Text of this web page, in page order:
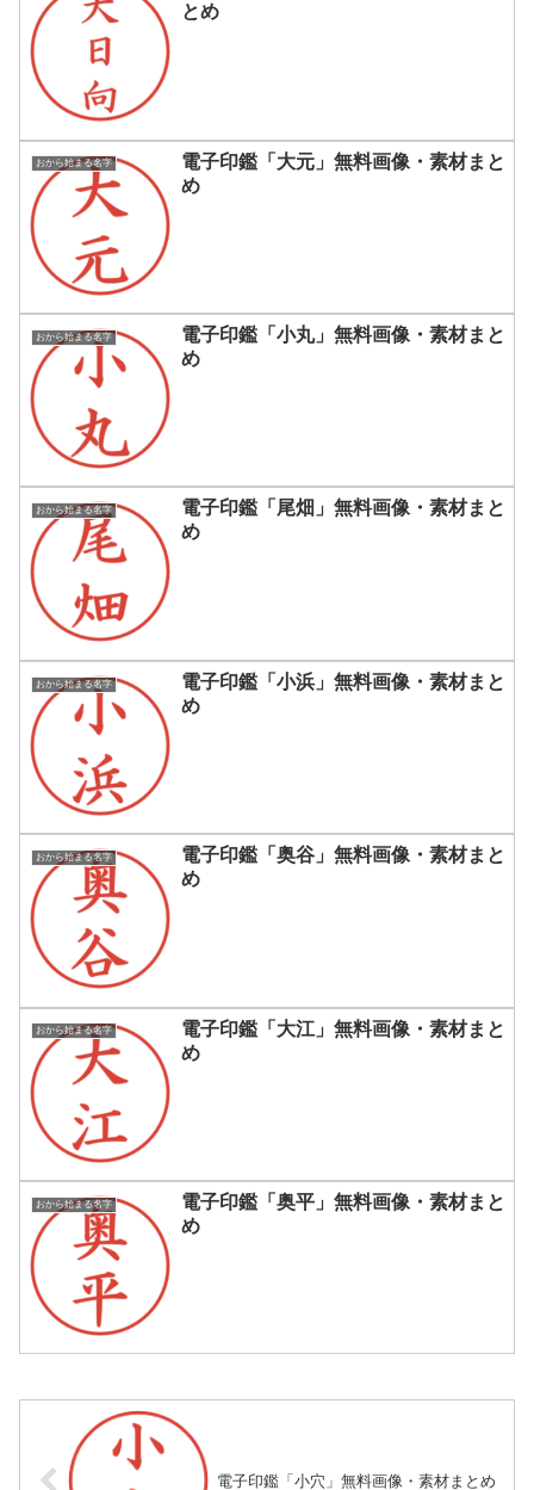
とめ
おから始まる名字
電子印鑑「大元」無料画像・素材まと
め
おから始まる名字
電子印鑑「小丸」無料画像・素材まと
め
おから始まる名字
電子印鑑「尾畑」無料画像・素材まと
め
おから始まる名字
電子印鑑「小浜」無料画像・素材まと
め
おから始まる名字
電子印鑑「奥谷」無料画像・素材まと
め
おから始まる名字
電子印鑑「大江」無料画像・素材まと
め
おから始まる名字
電子印鑑「奥平」無料画像・素材まと
め
電子印鑑「小穴」無料画像・素材まとめ